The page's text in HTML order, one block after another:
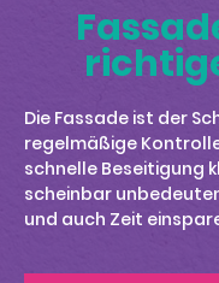
Die Fassade ist der
regelmäßige
schnelle Beseitigung
scheinbar
und auch Zeit